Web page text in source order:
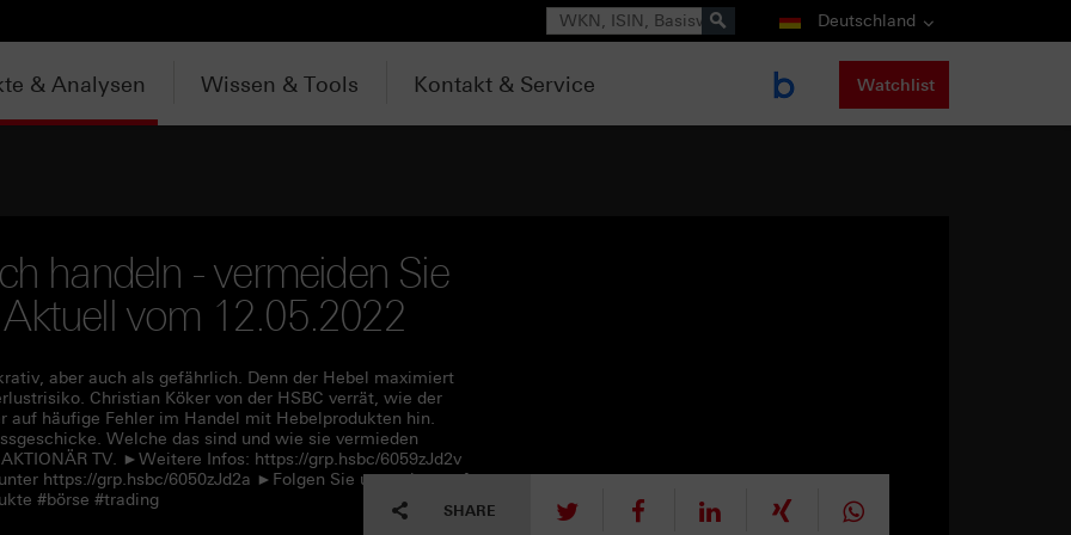
Suche Deutschland
& Analysen Wissen & Tools Kontakt & Service Watchlist
handeln - vermeiden Sie
Aktuell vom 12.05.2022
aber auch als gefährlich. Denn der Hebel maximiert
Christian Köker von der HSBC verrät, wie der
häufige Fehler im Handel mit Hebelprodukten hin.
Welche das sind und wie sie vermieden
TV. ►Weitere Infos: https://grp.hsbc/6059zJd2v
https://grp.hsbc/6050zJd2a ►Folgen Sie uns schon auf
#börse #trading
SHARE tweet mitteilen